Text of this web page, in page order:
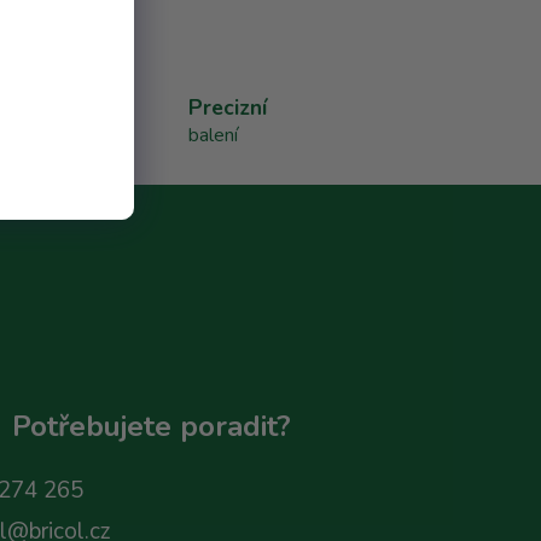
Precizní
balení
Potřebujete poradit?
265